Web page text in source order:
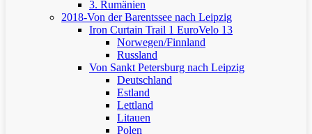
3. Rumänien
2018-Von der Barentssee nach Leipzig
Iron Curtain Trail 1 EuroVelo 13
Norwegen/Finnland
Russland
Von Sankt Petersburg nach Leipzig
Deutschland
Estland
Lettland
Litauen
Polen